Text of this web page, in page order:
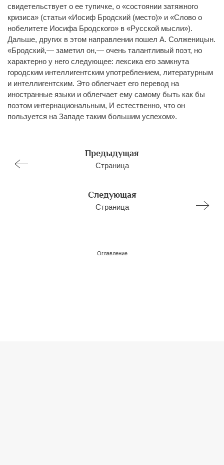
свидетельствует о ее тупичке, о «состоянии затяжного
кризиса» (статьи «Иосиф Бродский (место)» и «Слово о
нобелитете Иосифа Бродского» в «Русской мысли»).
Дальше, других в этом направлении пошел А. Солженицын.
«Бродский,— заметил он,— очень талантливый поэт, но
характерно у него следующее: лексика его замкнута
городским интеллигентским употреблением, литературным
и интеллигентским. Это облегчает его перевод на
иностранные языки и облегчает ему самому быть как бы
поэтом интернациональным, И естественно, что он
пользуется на Западе таким большим успехом».
Предыдущая
Страница
Следующая
Страница
Оглавление